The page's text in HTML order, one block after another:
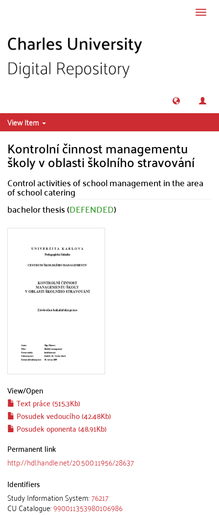
View Item
Kontrolní činnost managementu
školy v oblasti školního stravování
Control activities of school management in the area
of school catering
bachelor thesis (DEFENDED)
View/Open
Text práce (515.3Kb)
Posudek vedoucího (42.48Kb)
Posudek oponenta (48.91Kb)
Permanent link
http://hdl.handle.net/20.500.11956/28637
Identifiers
Study Information System:76217
CU Catalogue:990011353980106986